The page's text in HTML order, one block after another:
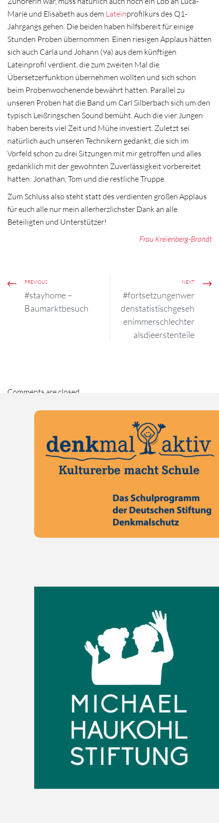
Marie und Elisabeth aus dem Lateinprofilkurs des Q1-
Jahrgangs gehen. Die beiden haben hilfsbereit für einige
Stunden Proben übernommen. Einen riesigen Applaus hätten
sich auch Carla und Johann (9a) aus dem künftigen
Lateinprofil verdient, die zum zweiten Mal die
Übersetzerfunktion übernehmen wollten und sich schon
beim Probenwochenende bewährt hatten. Parallel zu
unseren Proben hat die Band um Carl Silberbach sich um den
typisch Leißringschen Sound bemüht. Auch die vier Jungen
haben bereits viel Zeit und Mühe investiert. Zuletzt sei
natürlich auch unseren Technikern gedankt, die sich im
Vorfeld schon zu drei Sitzungen mit mir getroffen und alles
gedanklich mit der gewohnten Zuverlässigkeit vorbereitet
hatten: Jonathan, Tom und die restliche Truppe.
Zum Schluss also steht statt des verdienten großen Applaus
für euch alle nur mein allerherzlichster Dank an alle
Beteiligten und Unterstützer!
Frau Kreienberg-Brandt
PREVIOUS
#stayhome –
Baumarktbesuch
NEXT
#fortsetzungenwer
denstatistischgeseh
enimmerschlechter
alsdieerstenteile
Comments are closed.